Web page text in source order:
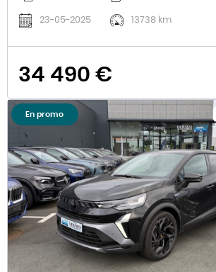
23-05-2025 13738 km
34 490 €
En promo